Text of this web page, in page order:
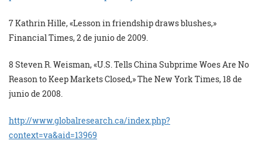
7 Kathrin Hille, «Lesson in friendship draws blushes,»
Financial Times, 2 de junio de 2009.
8 Steven R. Weisman, «U.S. Tells China Subprime Woes Are No
Reason to Keep Markets Closed,» The New York Times, 18 de
junio de 2008.
http://www.globalresearch.ca/index.php?
context=va&aid=13969